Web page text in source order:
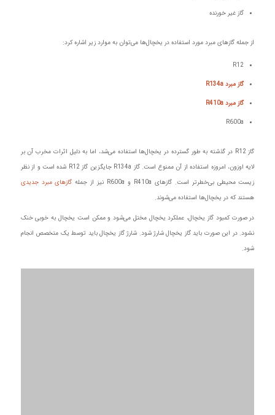
گاز غیر خورنده
از جمله گازهای مبرد مورد استفاده در یخچال‌ها می‌توان به موارد زیر اشاره کرد:
R12
گاز مبرد R134a
گاز مبرد R410a
R600a
گاز R12 در گذشته به طور گسترده در یخچال‌ها استفاده می‌شد، اما به دلیل اثرات مخرب آن بر
لایه اوزون، امروزه استفاده از آن ممنوع است. گاز R134a جایگزین گاز R12 شده است و از نظر
زیست محیطی بی‌خطرتر است. گازهای R410a و R600a نیز از جمله
گازهای مبرد جدیدی
هستند که در یخچال‌ها استفاده می‌شوند.
در صورت کمبود گاز یخچال، عملکرد یخچال مختل می‌شود و ممکن است یخچال به خوبی خنک
نشود. در این صورت باید گاز یخچال شارژ شود. شارژ گاز یخچال باید توسط یک متخصص انجام
شود.